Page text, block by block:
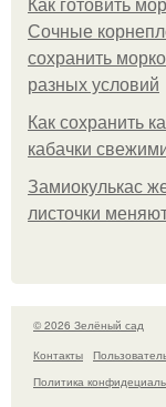
Как готовить
Сочные
сохранить
разных условий
Как сохранить
кабачки
Замиокулькас
листочки
© 2026 Зелёный сад
Контакты
Политика